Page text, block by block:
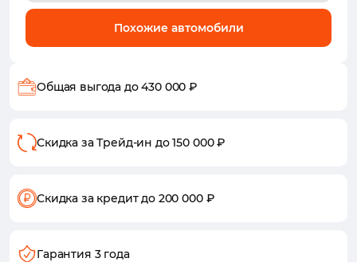
Похожие автомобили
Общая выгода до 430 000 ₽
Скидка за Трейд-ин до 150 000 ₽
Скидка за кредитдо 200 000 ₽
Гарантия 3 года